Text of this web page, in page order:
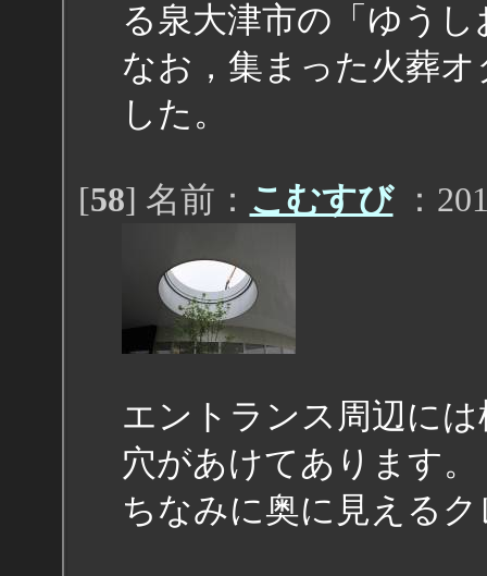
る泉大津市の「ゆう
なお，集まった火葬
した。
[58] 名前： こむすび：
エントランス周辺に
穴があけてあります。
ちなみに奥に見える